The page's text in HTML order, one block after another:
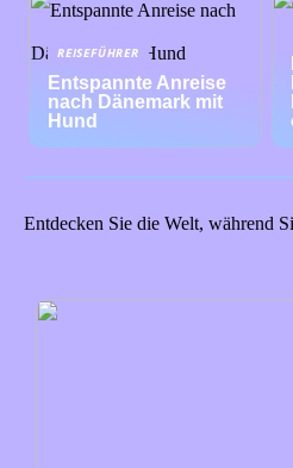
REISEFÜHRER
Entspannte Anreise
nach Dänemark mit
Hund
Entdecken Sie die Welt, während